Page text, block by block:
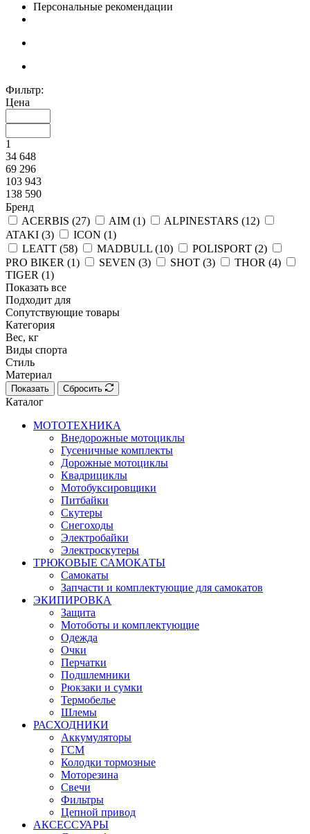
Персональные рекомендации
Фильтр:
Цена
1
34 648
69 296
103 943
138 590
Бренд
ACERBIS (27) AIM (1) ALPINESTARS (12)
ATAKI (3) ICON (1)
LEATT (58) MADBULL (10) POLISPORT (2)
PRO BIKER (1) SEVEN (3) SHOT (3) THOR (4)
TIGER (1)
Показать все
Подходит для
Сопутствующие товары
Категория
Вес, кг
Виды спорта
Стиль
Материал
Показать Сбросить
Каталог
МОТОТЕХНИКА
Внедорожные мотоциклы
Гусеничные комплекты
Дорожные мотоциклы
Квадрициклы
Мотобуксировщики
Питбайки
Скутеры
Снегоходы
Электробайки
Электроскутеры
ТРЮКОВЫЕ САМОКАТЫ
Самокаты
Запчасти и комплектующие для самокатов
ЭКИПИРОВКА
Защита
Мотоботы и комплектующие
Одежда
Очки
Перчатки
Подшлемники
Рюкзаки и сумки
Термобелье
Шлемы
РАСХОДНИКИ
Аккумуляторы
ГСМ
Колодки тормозные
Моторезина
Свечи
Фильтры
Цепной привод
АКСЕССУАРЫ